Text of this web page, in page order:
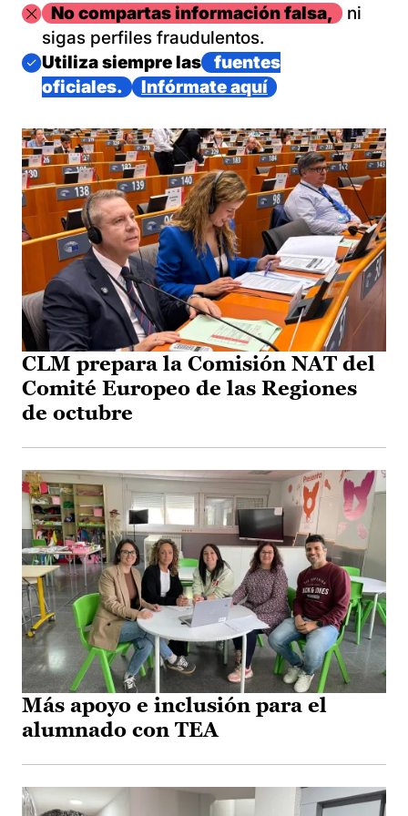
ImagenNo compartas información falsa,
ni
sigas perfiles fraudulentos.
Imagen
Utiliza siempre las
fuentes
oficiales.
Infórmate aquí
CLM prepara la Comisión NAT del
Comité Europeo de las Regiones
de octubre
Más apoyo e inclusión para el
alumnado con TEA